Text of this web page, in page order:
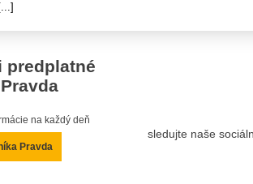
predplatné
na každý deň
Pravda
sledujte naše